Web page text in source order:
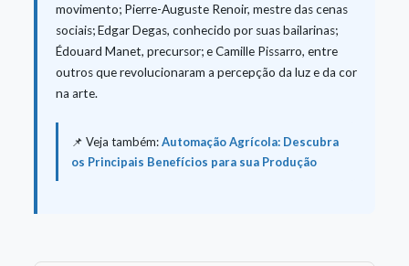
movimento; Pierre-Auguste Renoir, mestre das cenas
sociais; Edgar Degas, conhecido por suas bailarinas;
Édouard Manet, precursor; e Camille Pissarro, entre
outros que revolucionaram a percepção da luz e da cor
na arte.
📌 Veja também:Automação Agrícola: Descubra
os Principais Benefícios para sua Produção